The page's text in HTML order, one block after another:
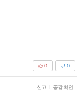
0
0
신고 | 공감 확인